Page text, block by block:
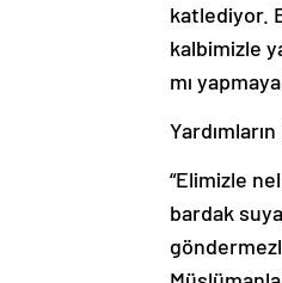
katlediyor.
kalbimizle
mı
“Elimizle
bardak